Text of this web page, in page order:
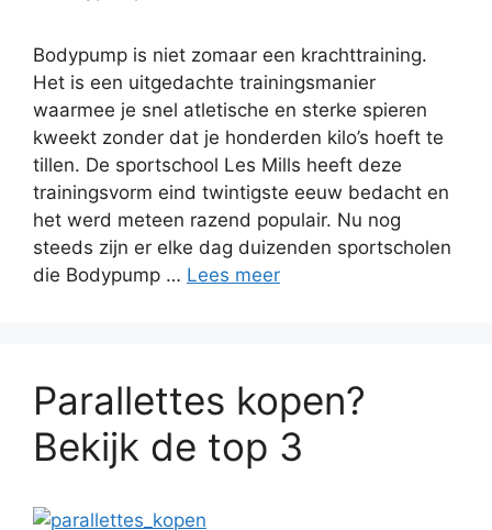
Bodypump is niet zomaar een krachttraining.
Het is een uitgedachte trainingsmanier
waarmee je snel atletische en sterke spieren
kweekt zonder dat je honderden kilo’s hoeft te
tillen. De sportschool Les Mills heeft deze
trainingsvorm eind twintigste eeuw bedacht en
het werd meteen razend populair. Nu nog
steeds zijn er elke dag duizenden sportscholen
die Bodypump … Lees meer
Parallettes kopen?
Bekijk de top 3